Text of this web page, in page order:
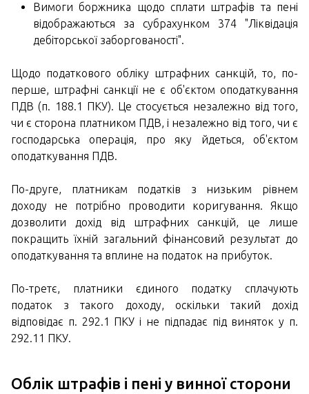
Вимоги боржника щодо сплати штрафів та пені
відображаються за субрахунком 374 "Ліквідація
дебіторської заборгованості".
Щодо податкового обліку штрафних санкцій, то, по-
перше, штрафні санкції не є об'єктом оподаткування
ПДВ (п. 188.1 ПКУ). Це стосується незалежно від того,
чи є сторона платником ПДВ, і незалежно від того, чи є
господарська операція, про яку йдеться, об'єктом
оподаткування ПДВ.
По-друге, платникам податків з низьким рівнем
доходу не потрібно проводити коригування. Якщо
дозволити дохід від штрафних санкцій, це лише
покращить їхній загальний фінансовий результат до
оподаткування та вплине на податок на прибуток.
По-третє, платники єдиного податку сплачують
податок з такого доходу, оскільки такий дохід
відповідає п. 292.1 ПКУ і не підпадає під виняток у п.
292.11 ПКУ.
Облік штрафів і пені у винної сторони